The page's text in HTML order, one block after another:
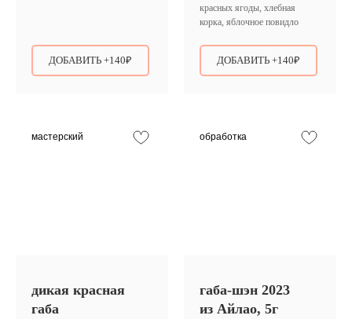
ДОБАВИТЬ +140₽
красных ягоды, хлебная
корка, яблочное повидло
ДОБАВИТЬ +140₽
мастерский
дикая красная
габа
обработка
габа-шэн 2023
из Айлао, 5г